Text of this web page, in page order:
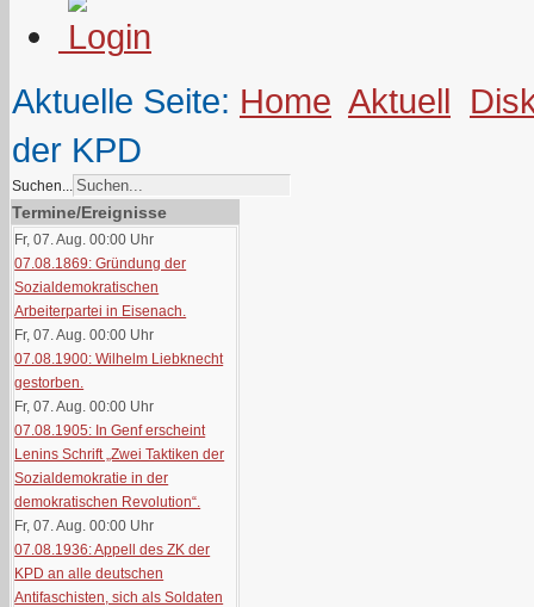
Aktuelle Seite: Home Aktuell
der KPD
Suchen...
Termine/Ereignisse
Fr, 07. Aug. 00:00 Uhr
07.08.1869: Gründung der
Sozialdemokratischen
Arbeiterpartei in Eisenach.
Fr, 07. Aug. 00:00 Uhr
07.08.1900: Wilhelm Liebknecht
gestorben.
Fr, 07. Aug. 00:00 Uhr
07.08.1905: In Genf erscheint
Lenins Schrift „Zwei Taktiken der
Sozialdemokratie in der
demokratischen Revolution“.
Fr, 07. Aug. 00:00 Uhr
07.08.1936: Appell des ZK der
KPD an alle deutschen
Antifaschisten, sich als Soldaten